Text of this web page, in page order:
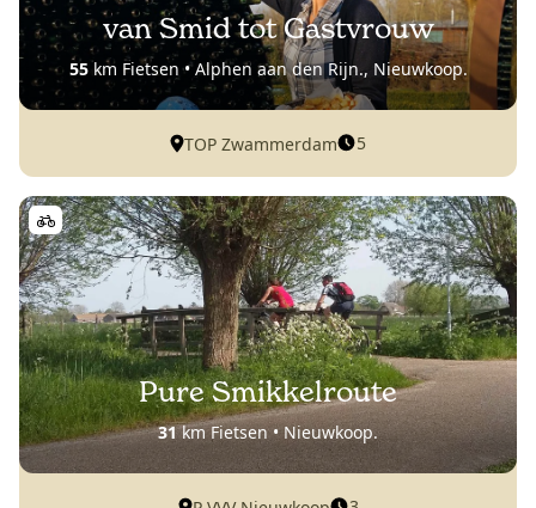
van Smid tot Gastvrouw
55km Fietsen • Alphen aan den Rijn., Nieuwkoop.
TOP Zwammerdam 5
Pure Smikkelroute
31km Fietsen • Nieuwkoop.